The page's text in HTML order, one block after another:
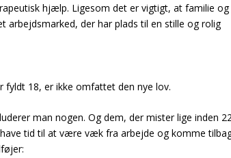
hjælp. Ligesom det er vigtigt, at familie og
der har plads til en stille og rolig
18, er ikke omfattet den nye lov.
man nogen. Og dem, der mister lige inden
tid til at være væk fra arbejde og komme